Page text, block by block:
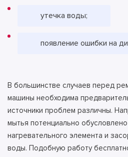
утечка воды;
появление ошибки на
В большинстве случаев перед
машины необходима
источники проблем различны.
мытья потенциально
нагревательного элемента и
воды. Подобную работу